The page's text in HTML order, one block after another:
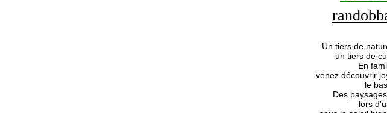
Un tiers de
un tiers de
En
venez découvrir
le
Des
lors